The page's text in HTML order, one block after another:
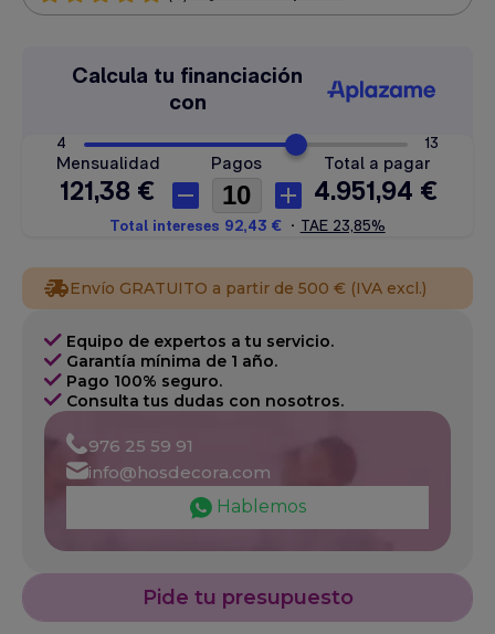
Envío GRATUITO a partir de 500 € (IVA excl.)
Equipo de expertos a tu servicio.
Garantía mínima de 1 año.
Pago 100% seguro.
Consulta tus dudas con nosotros.
976 25 59 91
info@hosdecora.com
Hablemos
Pide tu presupuesto